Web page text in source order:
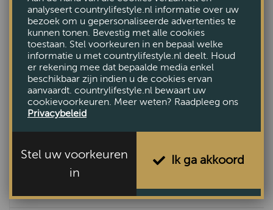
Wandlamp Ilanio hout bruin zwart
analyseert countrylifestyle.nl informatie over uw
bezoek om u gepersonaliseerde advertenties te
kunnen tonen. Bevestig met alle cookies
toestaan. Stel voorkeuren in en bepaal welke
informatie u met countrylifestyle.nl deelt. Houd
er rekening mee dat bepaalde media enkel
beschikbaar zijn indien u de cookies ervan
aanvaardt. countrylifestyle.nl bewaart uw
cookievoorkeuren. Meer weten? Raadpleeg ons
Privacybeleid
Stel uw voorkeuren
in
Ik ga akkoord